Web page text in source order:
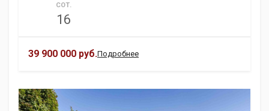
СОТ.
16
39 900 000 руб.Подробнее